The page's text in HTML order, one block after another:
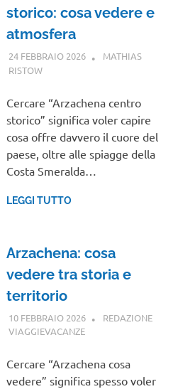
storico: cosa vedere e
atmosfera
24 FEBBRAIO 2026
MATHIAS
RISTOWSARDEGNA
Cercare “Arzachena centro
storico” significa voler capire
cosa offre davvero il cuore del
paese, oltre alle spiagge della
Costa Smeralda…
LEGGI TUTTO
Arzachena: cosa
vedere tra storia e
territorio
10 FEBBRAIO 2026
REDAZIONE
VIAGGIEVACANZESARDEGNA
Cercare “Arzachena cosa
vedere” significa spesso voler